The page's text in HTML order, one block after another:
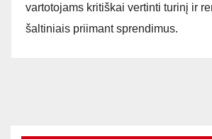
vartotojams kritiškai vertinti turinį ir
šaltiniais priimant sprendimus.